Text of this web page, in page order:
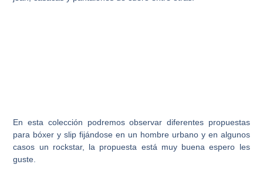
En esta colección podremos observar diferentes propuestas
para bóxer y slip fijándose en un hombre urbano y en algunos
casos un rockstar, la propuesta está muy buena espero les
guste.